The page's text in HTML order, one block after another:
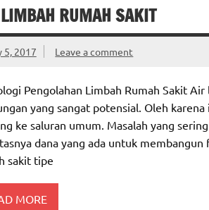
RUMAH SAKIT
5, 2017 Leave a comment
Pengolahan Limbah Rumah Sakit
yang sangat potensial. Oleh
ke saluran umum. Masalah yang
dana yang ada untuk
sakit tipe
MORE